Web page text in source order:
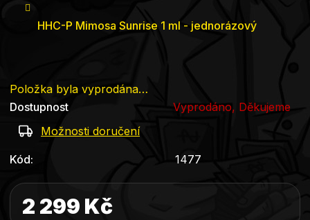
HHC-P Mimosa Sunrise 1 ml - jednorázový
Položka byla vyprodána…
Dostupnost
Vyprodáno, Děkujeme
Možnosti doručení
Kód: 1477
2 299 Kč